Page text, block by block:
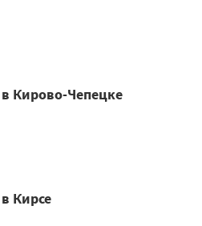
Кирово-Чепецке
Кирсе